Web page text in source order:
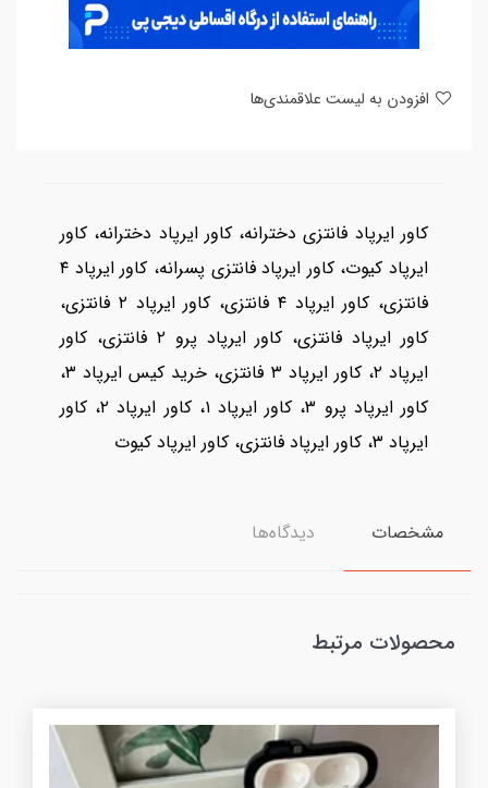
کاور ایرپاد فانتزی دخترانه، کاور ایرپاد دخترانه، کاور
ایرپاد کیوت، کاور ایرپاد فانتزی پسرانه، کاور ایرپاد ۴
فانتزی، کاور ایرپاد ۴ فانتزی، کاور ایرپاد ۲ فانتزی،
کاور ایرپاد فانتزی، کاور ایرپاد پرو ۲ فانتزی، کاور
ایرپاد ۲، کاور ایرپاد ۳ فانتزی، خرید کیس ایرپاد ۳،
کاور ایرپاد پرو ۳، کاور ایرپاد ۱، کاور ایرپاد ۲، کاور
ایرپاد ۳، کاور ایرپاد فانتزی، کاور ایرپاد کیوت
مشخصات دیدگاه‌ها
محصولات مرتبط